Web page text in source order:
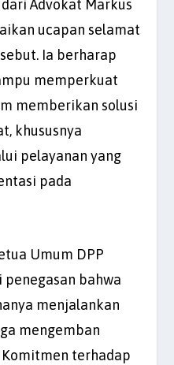
Advokat Markus
ucapan selamat
Ia berharap
memperkuat
memberikan solusi
khususnya
pelayanan yang
pada
Umum DPP
penegasan bahwa
menjalankan
mengemban
terhadap